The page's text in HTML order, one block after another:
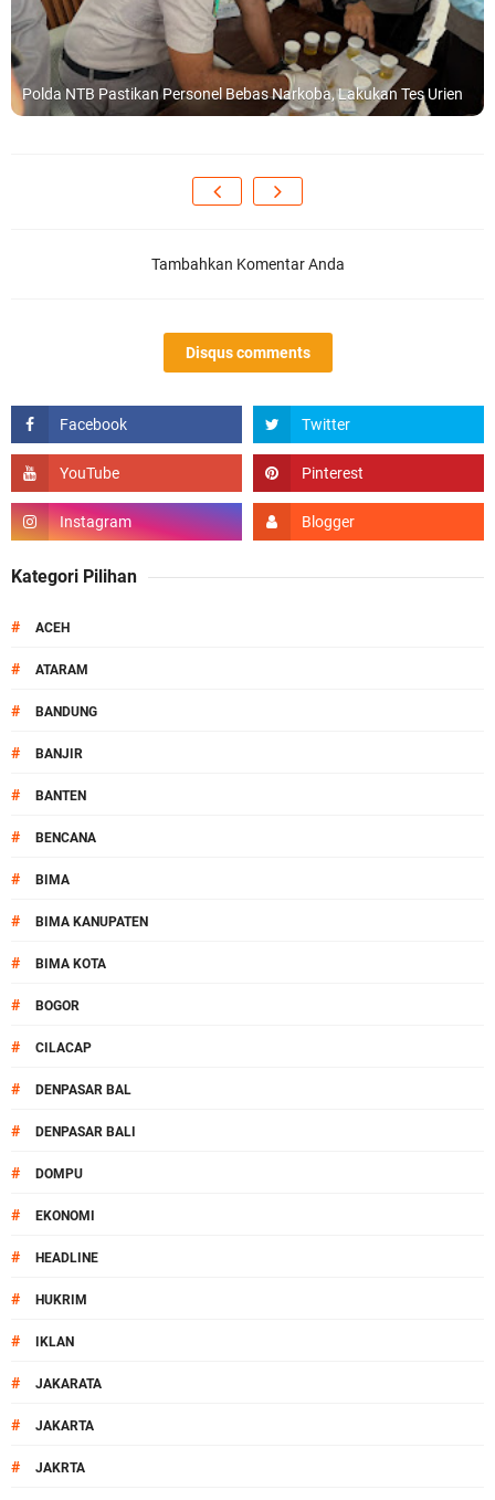
Polda NTB Pastikan Personel Bebas Narkoba, Lakukan Tes Urien
Tambahkan Komentar Anda
Disqus comments
Kategori Pilihan
# ACEH
# ATARAM
# BANDUNG
# BANJIR
# BANTEN
# BENCANA
# BIMA
# BIMA KANUPATEN
# BIMA KOTA
# BOGOR
# CILACAP
# DENPASAR BAL
# DENPASAR BALI
# DOMPU
# EKONOMI
# HEADLINE
# HUKRIM
# IKLAN
# JAKARATA
# JAKARTA
# JAKRTA